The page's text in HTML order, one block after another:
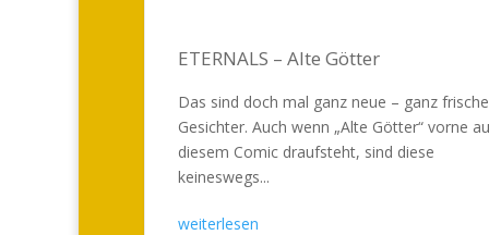
ETERNALS – Alte Götter
Das sind doch mal ganz neue – ganz frische
Gesichter. Auch wenn „Alte Götter“ vorne
diesem Comic draufsteht, sind diese
keineswegs...
weiterlesen